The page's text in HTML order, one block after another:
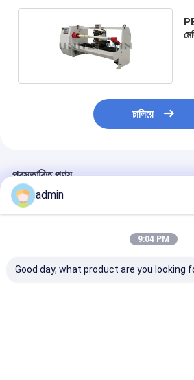
চালিয়ে
প্রস্তাবিত পণ্য
admin
9:04 PM
Good day, what product are you looking